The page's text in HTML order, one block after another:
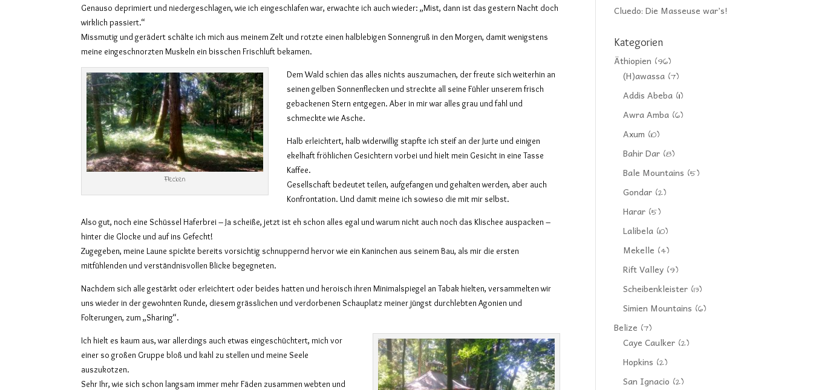
Genauso deprimiert und niedergeschlagen, wie ich eingeschlafen war, erwachte ich auch wieder: „Mist, dann ist das gestern Nacht doch
wirklich passiert.“
Missmutig und gerädert schälte ich mich aus meinem Zelt und rotzte einen halblebigen Sonnengruß in den Morgen, damit wenigstens
meine eingeschnorzten Muskeln ein bisschen Frischluft bekamen.
Flecken
Dem Wald schien das alles nichts auszumachen, der freute sich weiterhin an
seinen gelben Sonnenflecken und streckte all seine Fühler unserem frisch
gebackenen Stern entgegen. Aber in mir war alles grau und fahl und
schmeckte wie Asche.
Halb erleichtert, halb widerwillig stapfte ich steif an der Jurte und einigen
ekelhaft fröhlichen Gesichtern vorbei und hielt mein Gesicht in eine Tasse
Kaffee.
Gesellschaft bedeutet teilen, aufgefangen und gehalten werden, aber auch
Konfrontation. Und damit meine ich sowieso die mit mir selbst.
Also gut, noch eine Schüssel Haferbrei – Ja scheiße, jetzt ist eh schon alles egal und warum nicht auch noch das Klischee auspacken –
hinter die Glocke und auf ins Gefecht!
Zugegeben, meine Laune spickte bereits vorsichtig schnuppernd hervor wie ein Kaninchen aus seinem Bau, als mir die ersten
mitfühlenden und verständnisvollen Blicke begegneten.
Nachdem sich alle gestärkt oder erleichtert oder beides hatten und heroisch ihren Minimalspiegel an Tabak hielten, versammelten wir
uns wieder in der gewohnten Runde, diesem grässlichen und verdorbenen Schauplatz meiner jüngst durchlebten Agonien und
Folterungen, zum „Sharing“.
Ich hielt es kaum aus, war allerdings auch etwas eingeschüchtert, mich vor
einer so großen Gruppe bloß und kahl zu stellen und meine Seele
auszukotzen.
Sehr Ihr, wie sich schon langsam immer mehr Fäden zusammen webten und
Cluedo: Die Masseuse war’s!
Kategorien
Äthiopien (96)
(H)awassa (7)
Addis Abeba (11)
Awra Amba (6)
Axum (10)
Bahir Dar (8)
Bale Mountains (5)
Gondar (2)
Harar (5)
Lalibela (10)
Mekelle (4)
Rift Valley (9)
Scheibenkleister (13)
Simien Mountains (6)
Belize (7)
Caye Caulker (2)
Hopkins (2)
San Ignacio (2)